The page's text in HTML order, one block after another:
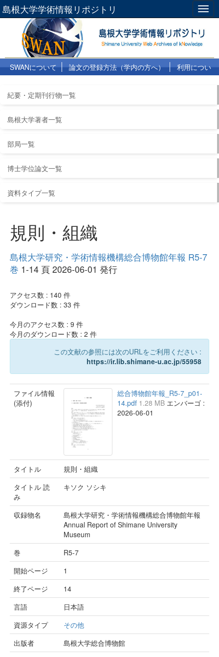
島根大学学術情報リポジトリ
SWANについて 論文の登録方法（学内の方へ）
利用につい
紀要・定期刊行物一覧
島根大学著者一覧
部局一覧
博士学位論文一覧
資料タイプ一覧
規則・組織
島根大学研究・学術情報機構総合博物館年報 R5-7
巻 1-14 頁 2026-06-01 発行
アクセス数 : 140 件
ダウンロード数 : 33 件
今月のアクセス数 : 9 件
今月のダウンロード数 : 2 件
この文献の参照には次のURLをご利用ください :
https://ir.lib.shimane-u.ac.jp/55958
ファイル情報
(添付)
総合博物館年報_R5-7_p01-
14.pdf 1.28 MB エンバーゴ :
2026-06-01
タイトル
規則・組織
タイトル 読
み
キソク ソシキ
収録物名
島根大学研究・学術情報機構総合博物館年報
Annual Report of Shimane University
Museum
巻
R5-7
開始ページ
1
終了ページ
14
言語
日本語
資源タイプ
その他
出版者
島根大学総合博物館